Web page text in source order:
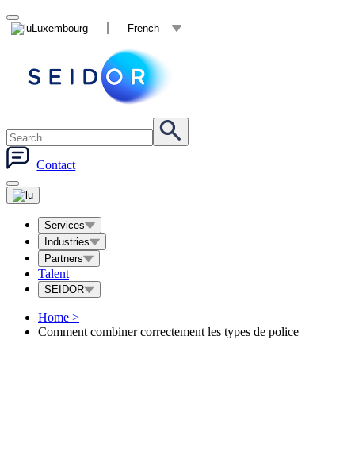
Luxembourg French
Contact
Services
Industries
Partners
Talent
SEIDOR
Home >
Comment combiner correctement les types de police